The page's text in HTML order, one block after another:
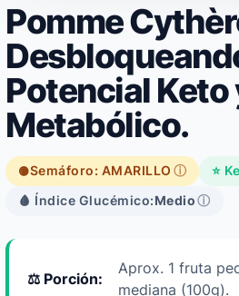
Pomme
Potencial Keto
Metabólico.
🟡Semáforo: AMARILLO ⓘ ⭐
🩸 Índice Glucémico:Medioⓘ
⚖️ Porción:
Aprox. 1 fruta
mediana (100g).